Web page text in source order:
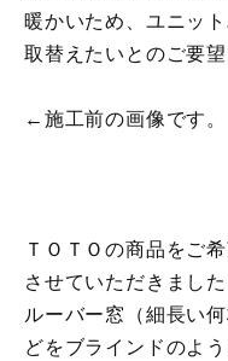
暖かいため、ユニッ
取替えたいとのご要望
←施工前の画像です。
ＴＯＴＯの商品をご
させていただきました
ルーバー窓（細長い
どをブラインドのよ